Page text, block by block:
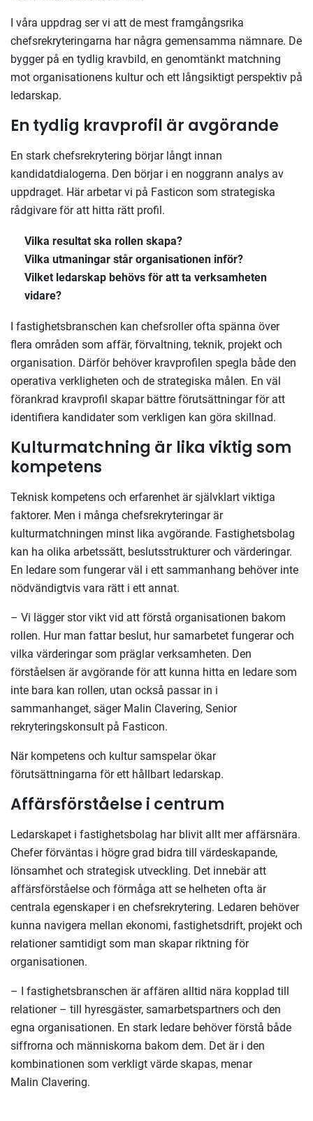
I våra uppdrag ser vi att de mest framgångsrika
chefsrekryteringarna har några gemensamma nämnare. De
bygger på en tydlig kravbild, en genomtänkt matchning
mot organisationens kultur och ett långsiktigt perspektiv på
ledarskap.
En tydlig kravprofil är avgörande
En stark chefsrekrytering börjar långt innan
kandidatdialogerna. Den börjar i en noggrann analys av
uppdraget. Här arbetar vi på Fasticon som strategiska
rådgivare för att hitta rätt profil.
Vilka resultat ska rollen skapa?
Vilka utmaningar står organisationen inför?
Vilket ledarskap behövs för att ta verksamheten
vidare?
I fastighetsbranschen kan chefsroller ofta spänna över
flera områden som affär, förvaltning, teknik, projekt och
organisation. Därför behöver kravprofilen spegla både den
operativa verkligheten och de strategiska målen. En väl
förankrad kravprofil skapar bättre förutsättningar för att
identifiera kandidater som verkligen kan göra skillnad.
Kulturmatchning är lika viktig som
kompetens
Teknisk kompetens och erfarenhet är självklart viktiga
faktorer. Men i många chefsrekryteringar är
kulturmatchningen minst lika avgörande. Fastighetsbolag
kan ha olika arbetssätt, beslutsstrukturer och värderingar.
En ledare som fungerar väl i ett sammanhang behöver inte
nödvändigtvis vara rätt i ett annat.
– Vi lägger stor vikt vid att förstå organisationen bakom
rollen. Hur man fattar beslut, hur samarbetet fungerar och
vilka värderingar som präglar verksamheten. Den
förståelsen är avgörande för att kunna hitta en ledare som
inte bara kan rollen, utan också passar in i
sammanhanget, säger Malin Clavering, Senior
rekryteringskonsult på Fasticon.
När kompetens och kultur samspelar ökar
förutsättningarna för ett hållbart ledarskap.
Affärsförståelse i centrum
Ledarskapet i fastighetsbolag har blivit allt mer affärsnära.
Chefer förväntas i högre grad bidra till värdeskapande,
lönsamhet och strategisk utveckling. Det innebär att
affärsförståelse och förmåga att se helheten ofta är
centrala egenskaper i en chefsrekrytering. Ledaren behöver
kunna navigera mellan ekonomi, fastighetsdrift, projekt och
relationer samtidigt som man skapar riktning för
organisationen.
– I fastighetsbranschen är affären alltid nära kopplad till
relationer – till hyresgäster, samarbetspartners och den
egna organisationen. En stark ledare behöver förstå både
siffrorna och människorna bakom dem. Det är i den
kombinationen som verkligt värde skapas, menar
Malin Clavering.